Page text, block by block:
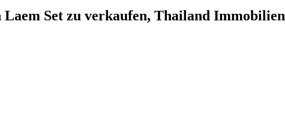
Set zu verkaufen, Thailand Immobilien